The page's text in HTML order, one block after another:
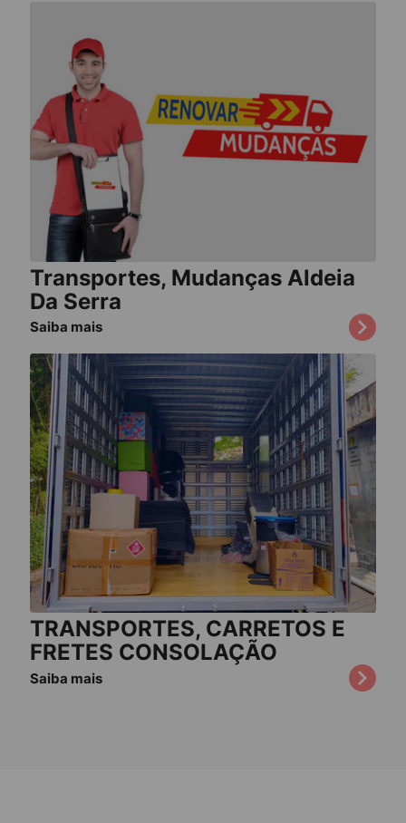
Transportes, Mudanças Aldeia
Da Serra
Saiba mais
TRANSPORTES, CARRETOS E
FRETES CONSOLAÇÃO
Saiba mais